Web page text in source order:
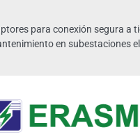
para conexión segura a
en subestaciones